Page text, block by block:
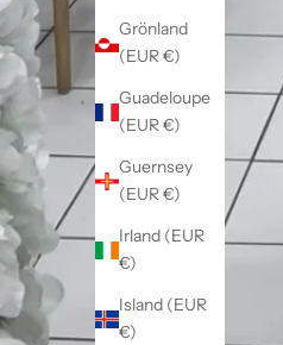
Grönland
(EUR €)
Guadeloupe
(EUR €)
Guernsey
(EUR €)
Irland (EUR
€)
Island (EUR
€)